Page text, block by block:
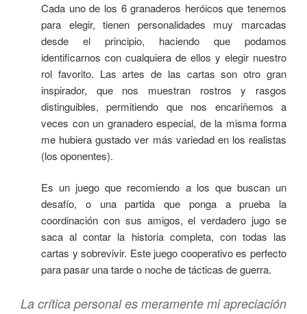
Cada uno de los 6 granaderos heróicos que tenemos
para elegir, tienen personalidades muy marcadas
desde el principio, haciendo que podamos
identificarnos con cualquiera de ellos y elegir nuestro
rol favorito. Las artes de las cartas son otro gran
inspirador, que nos muestran rostros y rasgos
distinguibles, permitiendo que nos encariñemos a
veces con un granadero especial, de la misma forma
me hubiera gustado ver más variedad en los realistas
(los oponentes).
Es un juego que recomiendo a los que buscan un
desafío, o una partida que ponga a prueba la
coordinación con sus amigos, el verdadero jugo se
saca al contar la historia completa, con todas las
cartas y sobrevivir. Este juego cooperativo es perfecto
para pasar una tarde o noche de tácticas de guerra.
La crítica personal es meramente mi apreciación